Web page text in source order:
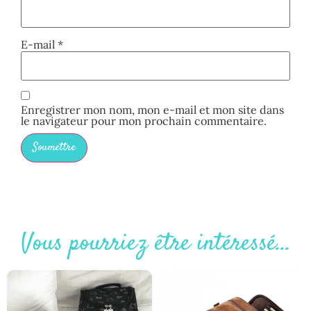
E-mail *
Enregistrer mon nom, mon e-mail et mon site dans
le navigateur pour mon prochain commentaire.
Vous pourriez être intéressé...